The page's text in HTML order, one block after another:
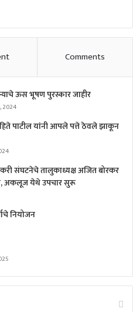
Comments
ऊस भूषण पुरस्कार जाहीर
2024
पाटील यांनी आपले पत्ते ठेवले झाकून
संघटनेचे तालुकाध्यक्ष अजित बोरकर
अकलूज येथे उपचार सुरू
नियोजन